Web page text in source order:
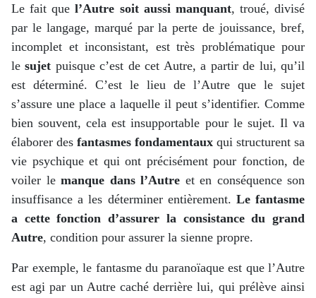
Le fait quel’Autre soit aussi manquant, troué, divisé
par le langage, marqué par la perte de jouissance, bref,
incomplet et inconsistant, est très problématique pour
lesujet puisque c’est de cet Autre, a partir de lui, qu’il
est déterminé. C’est le lieu de l’Autre que le sujet
s’assure une place a laquelle il peut s’identifier. Comme
bien souvent, cela est insupportable pour le sujet. Il va
élaborer des fantasmes fondamentaux qui structurent sa
vie psychique et qui ont précisément pour fonction, de
voiler lemanque dans l’Autre et en conséquence son
insuffisance a les déterminer entièrement. Le fantasme
a cette fonction d’assurer la consistance du grand
Autre, condition pour assurer la sienne propre.
Par exemple, le fantasme du paranoïaque est que l’Autre
est agi par un Autre caché derrière lui, qui prélève ainsi